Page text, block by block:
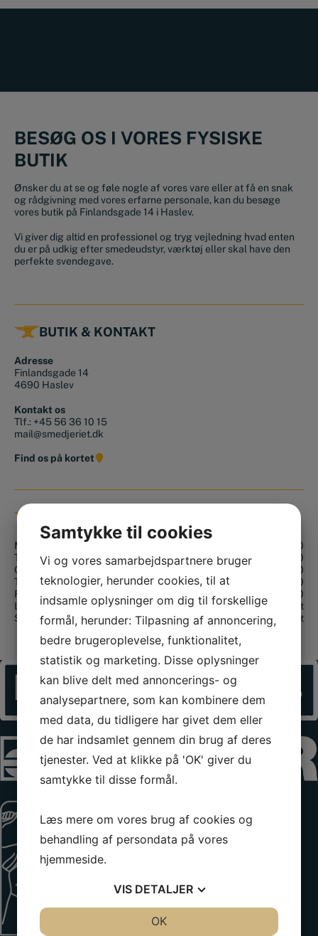
BESØG OS I VORES FYSISKE
BUTIK
Ønsker du at se og føle nogle af vores vare eller at få en snak
og rådgivning med vores erfarne personale, kan du besøge
vores butik på Finlandsgade 14 i Haslev.
Vi giver dig altid en professionel og tryg vejledning hvad enten
du er på udkig efter smedeudstyr, værktøj eller skal have den
perfekte svendegave.
BUTIK & KONTAKT
Adresse
Finlandsgade 14
4690 Haslev
Kontakt os
Tlf.: +45 56 36 10 15
mail@smedjeriet.dk
Find os på kortet
Mandag:
08.00 – 16.00
Tirsdag:
08.00 – 16.00
Onsdag:
08.00 – 16.00
Torsdag:
08.00 – 16.00
Fredag:
08.00 – 16.00
Lørdag:
Lukket
Søndag:
Lukket
Samtykke til cookies
Vi og vores samarbejdspartnere bruger
teknologier, herunder cookies, til at
indsamle oplysninger om dig til forskellige
formål, herunder: Tilpasning af annoncering,
bedre brugeroplevelse, funktionalitet,
statistik og marketing. Disse oplysninger
kan blive delt med annoncerings- og
analysepartnere, som kan kombinere dem
med data, du tidligere har givet dem eller
de har indsamlet gennem din brug af deres
tjenester. Ved at klikke på 'OK' giver du
samtykke til disse formål.
Læs mere om vores brug af cookies og
behandling af persondata på vores
hjemmeside.
VIS DETALJER
OK